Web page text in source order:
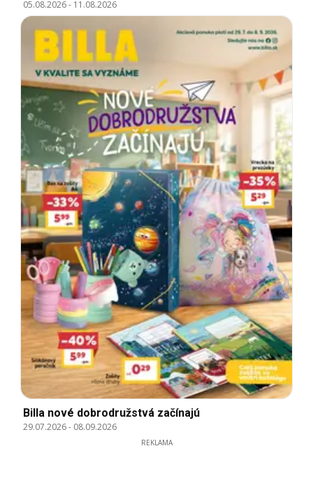
05.08.2026- 11.08.2026
Billa nové dobrodružstvá začínajú
29.07.2026- 08.09.2026
REKLAMA